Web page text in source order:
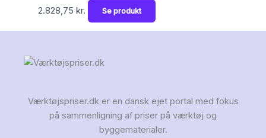
2.828,75 kr. Se produkt
Værktøjspriser.dk er en dansk ejet portal med fokus
på sammenligning af priser på værktøj og
byggematerialer.